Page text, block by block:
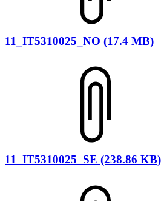
11_IT5310025_NO (17.4 MB)
11_IT5310025_SE (238.86 KB)